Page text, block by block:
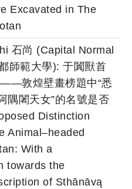
Excavated in The
石尚 (Capital Normal
師範大學): 于闐獸首
敦煌壁畫榜題中“悉
隅闍天女”的名號是否
Distinction
Animal–headed
With a
towards the
of Sthānāvą